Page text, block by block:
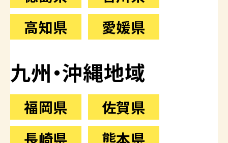
高知県
愛媛県
九州・沖縄地域
福岡県
佐賀県
長崎県
熊本県